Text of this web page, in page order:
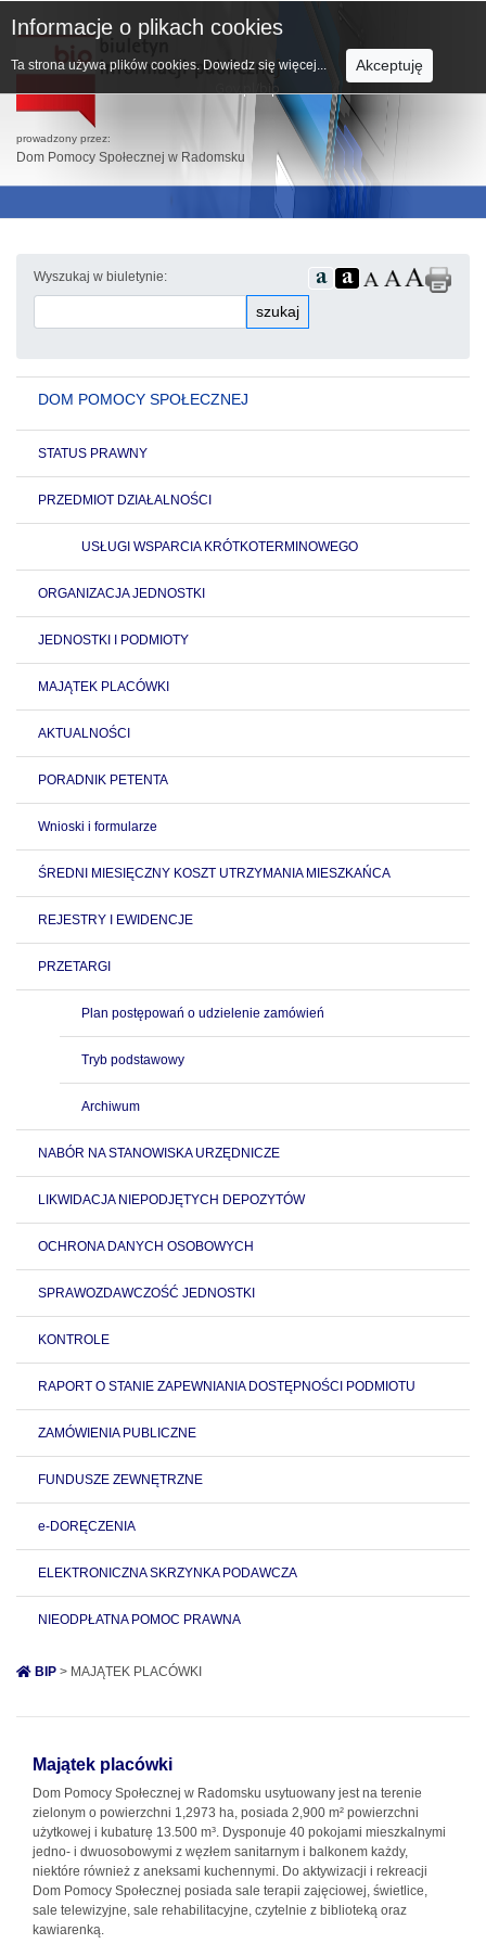
prowadzony przez:
Dom Pomocy Społecznej w Radomsku
Wyszukaj w biuletynie:
szukaj
DOM POMOCY SPOŁECZNEJ
STATUS PRAWNY
PRZEDMIOT DZIAŁALNOŚCI
USŁUGI WSPARCIA KRÓTKOTERMINOWEGO
ORGANIZACJA JEDNOSTKI
JEDNOSTKI I PODMIOTY
MAJĄTEK PLACÓWKI
AKTUALNOŚCI
PORADNIK PETENTA
Wnioski i formularze
ŚREDNI MIESIĘCZNY KOSZT UTRZYMANIA MIESZKAŃCA
REJESTRY I EWIDENCJE
PRZETARGI
Plan postępowań o udzielenie zamówień
Tryb podstawowy
Archiwum
NABÓR NA STANOWISKA URZĘDNICZE
LIKWIDACJA NIEPODJĘTYCH DEPOZYTÓW
OCHRONA DANYCH OSOBOWYCH
SPRAWOZDAWCZOŚĆ JEDNOSTKI
KONTROLE
RAPORT O STANIE ZAPEWNIANIA DOSTĘPNOŚCI PODMIOTU
ZAMÓWIENIA PUBLICZNE
FUNDUSZE ZEWNĘTRZNE
e-DORĘCZENIA
ELEKTRONICZNA SKRZYNKA PODAWCZA
NIEODPŁATNA POMOC PRAWNA
BIP > MAJĄTEK PLACÓWKI
Majątek placówki
Dom Pomocy Społecznej w Radomsku usytuowany jest na terenie
zielonym o powierzchni 1,2973 ha, posiada 2,900 m² powierzchni
użytkowej i kubaturę 13.500 m³. Dysponuje 40 pokojami mieszkalnymi
jedno- i dwuosobowymi z węzłem sanitarnym i balkonem każdy,
niektóre również z aneksami kuchennymi. Do aktywizacji i rekreacji
Dom Pomocy Społecznej posiada sale terapii zajęciowej, świetlice,
sale telewizyjne, sale rehabilitacyjne, czytelnie z biblioteką oraz
kawiarenką.
Informacje o plikach cookies
Ta strona używa plików cookies. Dowiedz się więcej... Akceptuję